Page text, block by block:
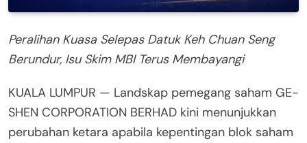
Peralihan Kuasa Selepas Datuk Keh Chuan Seng
Berundur, Isu Skim MBI Terus Membayangi
KUALA LUMPUR — Landskap pemegang saham GE-
SHEN CORPORATION BERHAD kini menunjukkan
perubahan ketara apabila kepentingan blok saham